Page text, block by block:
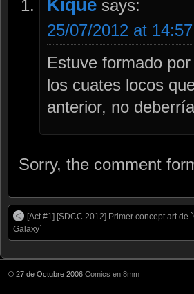
Kique says:
25/07/2012 at 14:57
Estuve formado
los cuates locos
anterior, no
Sorry, the comment
[Act #1] [SDCC 2012] Primer concept art de
Galaxy´
© 27 de Octubre 2006 Comics en 8mm